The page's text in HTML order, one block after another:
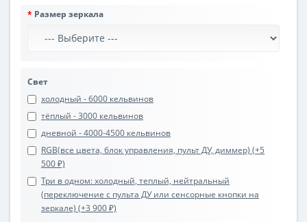
Размер зеркала
Свет
холодный - 6000 кельвинов
тёплый - 3000 кельвинов
дневной - 4000-4500 кельвинов
RGB(все цвета, блок управления, пульт ДУ, диммер) (+5
500 ₽)
Три в одном: холодный, теплый, нейтральный
(переключение с пульта ДУ или сенсорные кнопки на
зеркале) (+3 900 ₽)